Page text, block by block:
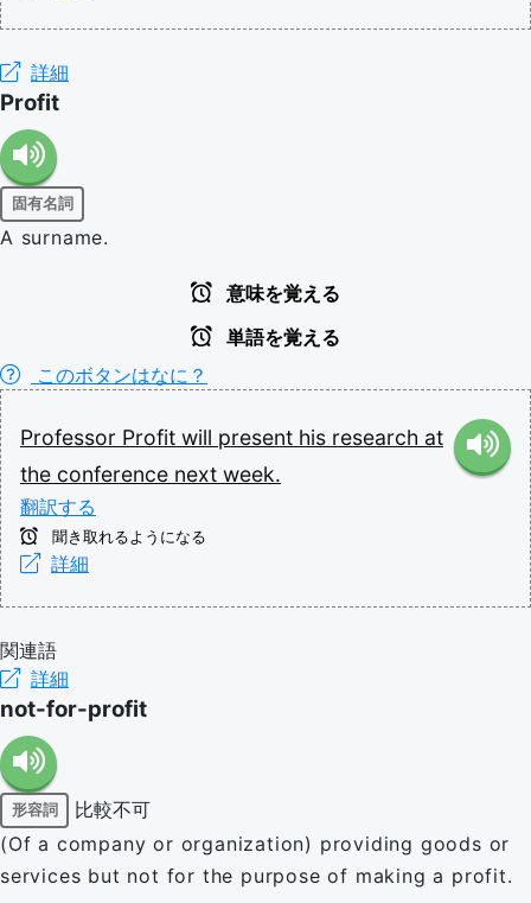
詳細
Profit
固有名詞
A surname.
意味を覚える
単語を覚える
このボタンはなに？
Professor Profit will present his research at
the conference next week.
翻訳する
聞き取れるようになる
詳細
関連語
詳細
not-for-profit
形容詞
比較不可
(Of a company or organization) providing goods or
services but not for the purpose of making a profit.